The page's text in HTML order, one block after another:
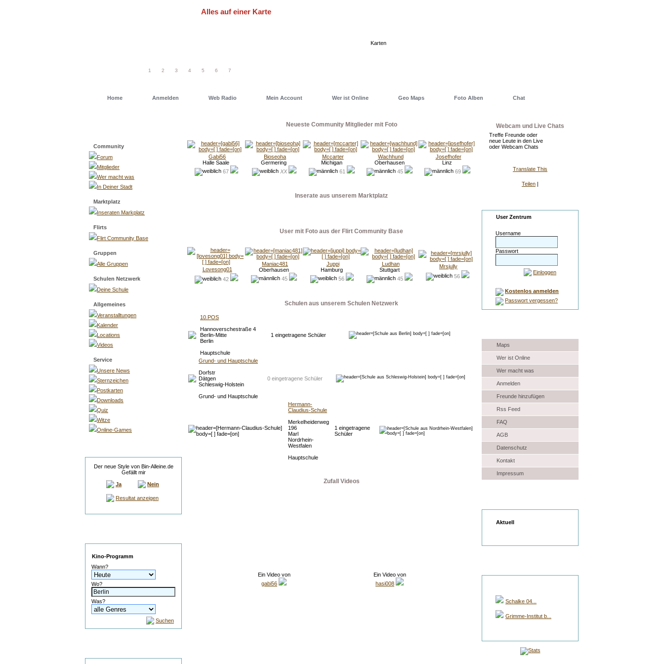
Alles auf einer Karte
Karten
1 2 3 4 5 6 7
Home Anmelden Web Radio Mein Account Wer ist Online Geo Maps Foto Alben Chat
Community
Forum
Mitglieder
Wer macht was
In Deiner Stadt
Marktplatz
Inseraten Markplatz
Flirts
Flirt Community Base
Gruppen
Alle Gruppen
Schulen Netzwerk
Deine Schule
Allgemeines
Veranstalltungen
Kalender
Locations
Videos
Service
Unsere News
Sternzeichen
Postkarten
Downloads
Quiz
Witze
Online-Games
Der neue Style von Bin-Alleine.de
Gefällt mir
Ja
Nein
Resultat anzeigen
Kino-Programm
Wann?
Wo?
Was?
Suchen
Neueste Community Mitglieder mit Foto
Gabi56
Halle Saale
67
Bioseoha
Germering
XX
Mccarter
Michigan
61
Wachhund
Oberhausen
45
Josefhofer
Linz
69
Inserate aus unserem Marktplatz
User mit Foto aus der Flirt Community Base
Lovesong01
42
Maniac481
Oberhausen
45
Juppi
Hamburg
56
Ludhan
Stuttgart
45
Mrsjully
56
Schulen aus unserem Schulen Netzwerk
10.POS
Hannoverschestraße 4
Berlin-Mitte
Berlin
Hauptschule
1 eingetragene Schüler
Grund- und Hauptschule
Dorfstr
Dätgen
Schleswig-Holstein
Grund- und Hauptschule
0 eingetragene Schüler
Hermann-
Claudius-Schule
Merkelheiderweg
196
Marl
Nordrhein-
Westfalen
Hauptschule
1 eingetragene
Schüler
Zufall Videos
Ein Video von
gabi56
Ein Video von
hasi008
Webcam und Live Chats
Treffe Freunde oder
neue Leute in den Live
oder Webcam Chats
Translate This
Teilen |
User Zentrum
Username
Passwort
Einloggen
Kostenlos anmelden
Passwort vergessen?
Maps
Wer ist Online
Wer macht was
Anmelden
Freunde hinzufügen
Rss Feed
FAQ
AGB
Datenschutz
Kontakt
Impressum
Aktuell
Schalke 04...
Grimme-Institut b...